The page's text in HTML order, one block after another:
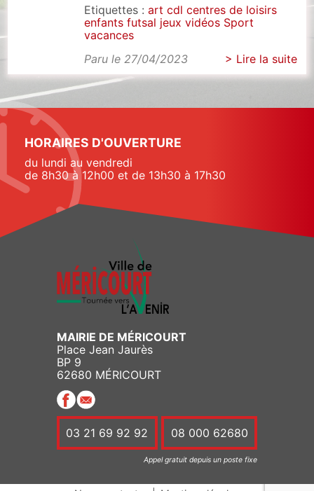
Etiquettes : art cdl centres de loisirs
enfants futsal jeux vidéos Sport
vacances
Paru le 27/04/2023
> Lire la suite
HORAIRES D'OUVERTURE
du lundi au vendredi
de 8h30 à 12h00 et de 13h30 à 17h30
MAIRIE DE MÉRICOURT
Place Jean Jaurès
BP 9
62680 MÉRICOURT
03 21 69 92 92 08 000 62680
Appel gratuit depuis un poste fixe